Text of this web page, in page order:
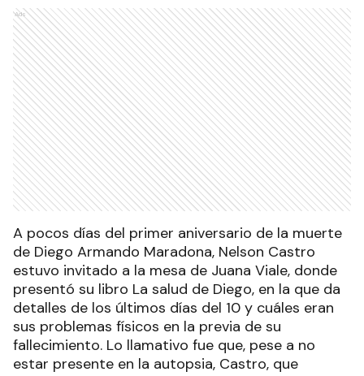
Ads
A pocos días del primer aniversario de la muerte
de Diego Armando Maradona, Nelson Castro
estuvo invitado a la mesa de Juana Viale, donde
presentó su libro La salud de Diego, en la que da
detalles de los últimos días del 10 y cuáles eran
sus problemas físicos en la previa de su
fallecimiento. Lo llamativo fue que, pese a no
estar presente en la autopsia, Castro, que